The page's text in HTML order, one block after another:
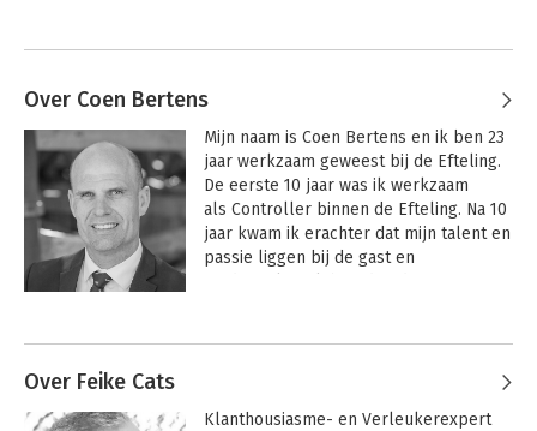
Over Coen Bertens
Mijn naam is Coen Bertens en ik ben 23
jaar werkzaam geweest bij de Efteling.
De eerste 10 jaar was ik werkzaam
als Controller binnen de Efteling. Na 10
jaar kwam ik erachter dat mijn talent en
passie liggen bij de gast en
de Efteling, waarvan de laatste 7 jaar in
laatste positie als Directeur Park
Over Feike Cats
Klanthousiasme- en Verleukerexpert